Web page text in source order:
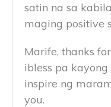
satin na sa
maging positive
Marife, thanks
ibless pa
inspire ng
you.